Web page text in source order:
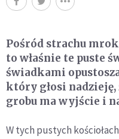
Pośród strachu
to właśnie te puste
świadkami
który głosi nadzieję,
grobu ma wyjście i
W tych pustych